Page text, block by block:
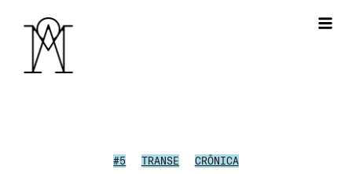
#5 TRANSE CRÔNICA